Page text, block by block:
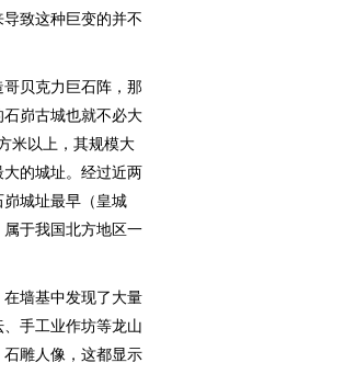
致这种巨变的并不
贝克力巨石阵，那
峁古城也就不必大
米以上，其规模大
的城址。经过近两
城址最早（皇城
于我国北方地区一
墙基中发现了大量
手工业作坊等龙山
雕人像，这都显示